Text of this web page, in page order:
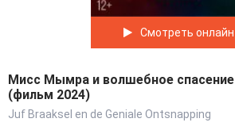
Смотреть онлайн
Мисс Мымра и волшебное спасение
(фильм 2024)
Juf Braaksel en de Geniale Ontsnapping